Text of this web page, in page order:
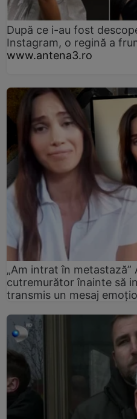
După ce i-au fost
Instagram, o regină a
www.antena3.ro
„Am intrat în metastază”
cutremurător înainte să
transmis un mesaj